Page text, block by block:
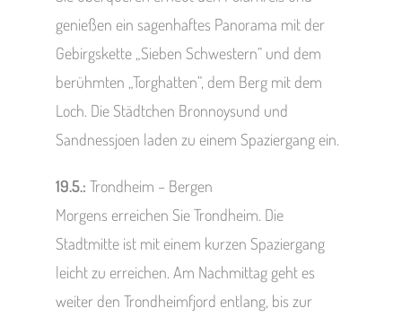
genießen ein sagenhaftes Panorama mit der
Gebirgskette „Sieben Schwestern“ und dem
berühmten „Torghatten“, dem Berg mit dem
Loch. Die Städtchen Bronnoysund und
Sandnessjoen laden zu einem Spaziergang ein.
19.5.: Trondheim – Bergen
Morgens erreichen Sie Trondheim. Die
Stadtmitte ist mit einem kurzen Spaziergang
leicht zu erreichen. Am Nachmittag geht es
weiter den Trondheimfjord entlang, bis zur